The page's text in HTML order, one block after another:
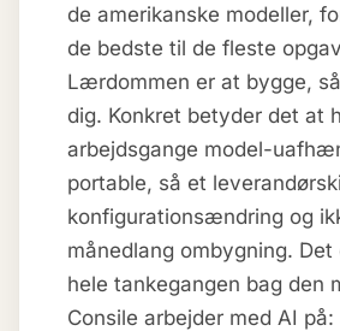
de amerikanske modeller,
de bedste til de fleste
Lærdommen er at bygge,
dig. Konkret betyder det at
arbejdsgange model-
portable, så et
konfigurationsændring og
månedlang ombygning. Det
hele tankegangen bag den
Consile arbejder med AI på: